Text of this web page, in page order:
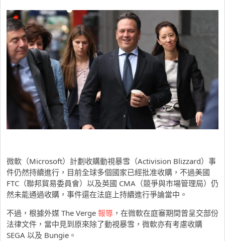
微軟（Microsoft）計劃收購動視暴雪（Activision Blizzard）事
件仍然持續進行，目前全球多個國家已經批准收購，不過美國
FTC（聯邦貿易委員會）以及英國 CMA（競爭與市場管理局）仍
然未能通過收購，事件還在法庭上持續進行爭論當中。
不過，根據外媒 The Verge 報導 ，在微軟在庭審期間曾呈交部份
法律文件，當中見到原來除了動視暴雪，微軟亦有考慮收購
SEGA 以及 Bungie。